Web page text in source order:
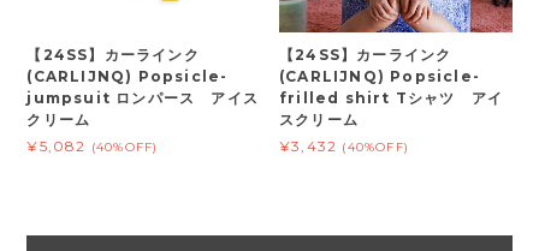
【24SS】カーラインク
(CARLIJNQ) Popsicle-
jumpsuit ロンパース アイス
クリーム
¥5,082
(40%OFF)
【24SS】カーラインク
(CARLIJNQ) Popsicle-
frilled shirt Tシャツ アイ
スクリーム
¥3,432 (40%OFF)